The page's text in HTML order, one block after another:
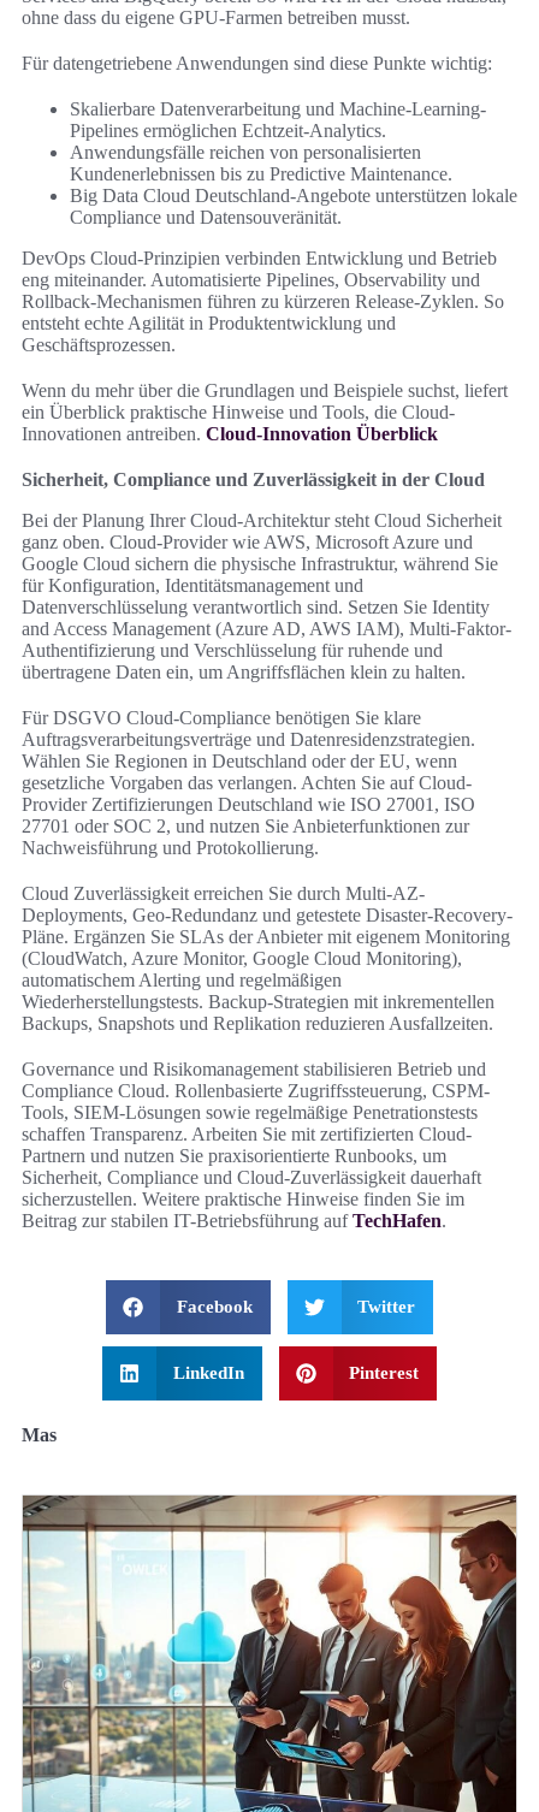
ohne dass du eigene GPU-Farmen betreiben musst.
Für datengetriebene Anwendungen sind diese Punkte wichtig:
Skalierbare Datenverarbeitung und Machine-Learning-
Pipelines ermöglichen Echtzeit-Analytics.
Anwendungsfälle reichen von personalisierten
Kundenerlebnissen bis zu Predictive Maintenance.
Big Data Cloud Deutschland-Angebote unterstützen lokale
Compliance und Datensouveränität.
DevOps Cloud-Prinzipien verbinden Entwicklung und Betrieb
eng miteinander. Automatisierte Pipelines, Observability und
Rollback-Mechanismen führen zu kürzeren Release-Zyklen. So
entsteht echte Agilität in Produktentwicklung und
Geschäftsprozessen.
Wenn du mehr über die Grundlagen und Beispiele suchst, liefert
ein Überblick praktische Hinweise und Tools, die Cloud-
Innovationen antreiben. Cloud-Innovation Überblick
Sicherheit, Compliance und Zuverlässigkeit in der Cloud
Bei der Planung Ihrer Cloud-Architektur steht Cloud Sicherheit
ganz oben. Cloud-Provider wie AWS, Microsoft Azure und
Google Cloud sichern die physische Infrastruktur, während Sie
für Konfiguration, Identitätsmanagement und
Datenverschlüsselung verantwortlich sind. Setzen Sie Identity
and Access Management (Azure AD, AWS IAM), Multi-Faktor-
Authentifizierung und Verschlüsselung für ruhende und
übertragene Daten ein, um Angriffsflächen klein zu halten.
Für DSGVO Cloud-Compliance benötigen Sie klare
Auftragsverarbeitungsverträge und Datenresidenzstrategien.
Wählen Sie Regionen in Deutschland oder der EU, wenn
gesetzliche Vorgaben das verlangen. Achten Sie auf Cloud-
Provider Zertifizierungen Deutschland wie ISO 27001, ISO
27701 oder SOC 2, und nutzen Sie Anbieterfunktionen zur
Nachweisführung und Protokollierung.
Cloud Zuverlässigkeit erreichen Sie durch Multi-AZ-
Deployments, Geo-Redundanz und getestete Disaster-Recovery-
Pläne. Ergänzen Sie SLAs der Anbieter mit eigenem Monitoring
(CloudWatch, Azure Monitor, Google Cloud Monitoring),
automatischem Alerting und regelmäßigen
Wiederherstellungstests. Backup-Strategien mit inkrementellen
Backups, Snapshots und Replikation reduzieren Ausfallzeiten.
Governance und Risikomanagement stabilisieren Betrieb und
Compliance Cloud. Rollenbasierte Zugriffssteuerung, CSPM-
Tools, SIEM-Lösungen sowie regelmäßige Penetrationstests
schaffen Transparenz. Arbeiten Sie mit zertifizierten Cloud-
Partnern und nutzen Sie praxisorientierte Runbooks, um
Sicherheit, Compliance und Cloud-Zuverlässigkeit dauerhaft
sicherzustellen. Weitere praktische Hinweise finden Sie im
Beitrag zur stabilen IT-Betriebsführung aufTechHafen.
Facebook Twitter
LinkedIn Pinterest
Mas